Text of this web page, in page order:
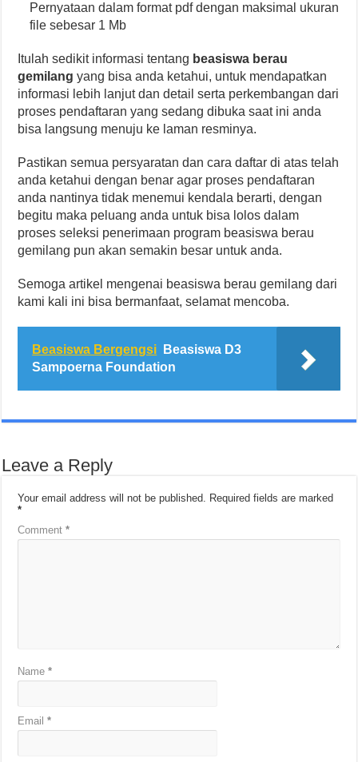
Pernyataan dalam format pdf dengan maksimal ukuran
file sebesar 1 Mb
Itulah sedikit informasi tentang beasiswa berau
gemilang yang bisa anda ketahui, untuk mendapatkan
informasi lebih lanjut dan detail serta perkembangan dari
proses pendaftaran yang sedang dibuka saat ini anda
bisa langsung menuju ke laman resminya.
Pastikan semua persyaratan dan cara daftar di atas telah
anda ketahui dengan benar agar proses pendaftaran
anda nantinya tidak menemui kendala berarti, dengan
begitu maka peluang anda untuk bisa lolos dalam
proses seleksi penerimaan program beasiswa berau
gemilang pun akan semakin besar untuk anda.
Semoga artikel mengenai beasiswa berau gemilang dari
kami kali ini bisa bermanfaat, selamat mencoba.
Beasiswa Bergengsi
Beasiswa D3
Sampoerna Foundation
Leave a Reply
Your email address will not be published. Required fields are marked
*
Comment*
Name*
Email*